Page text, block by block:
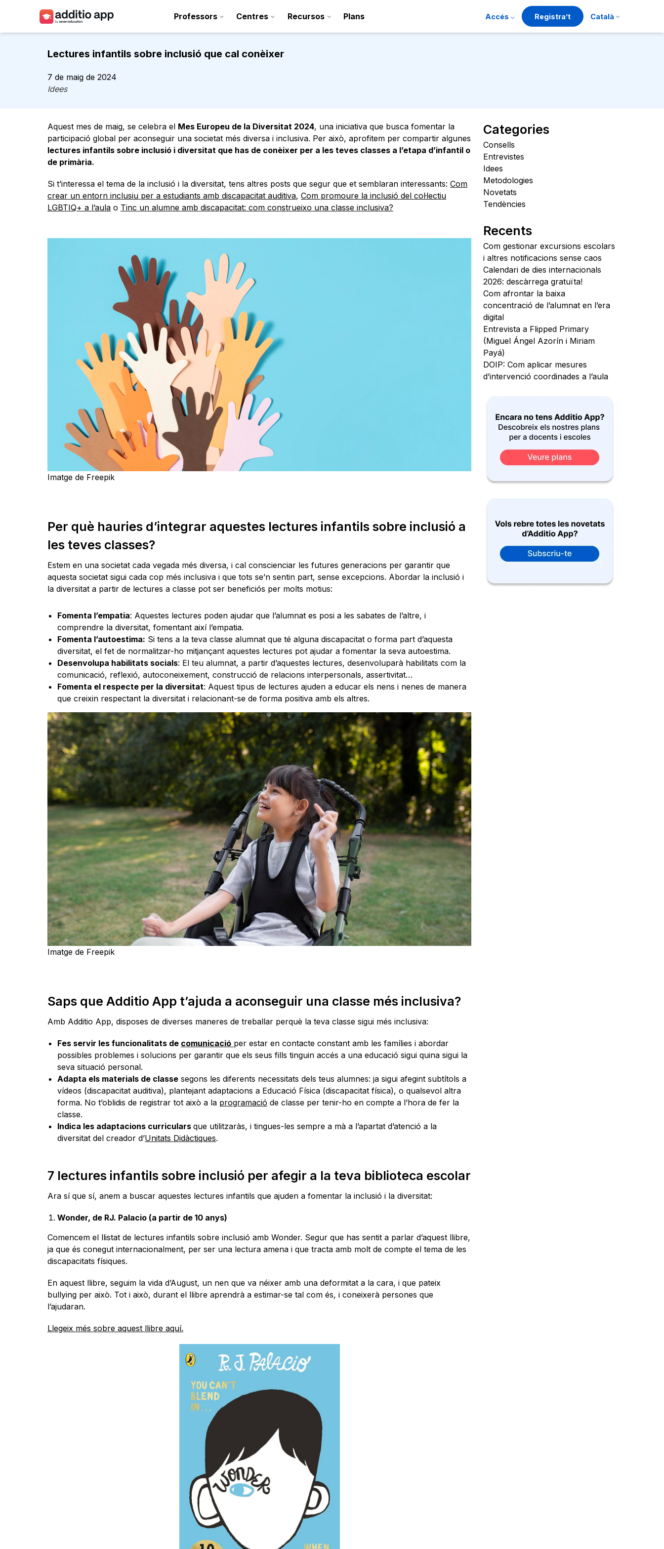
Professors Centres Recursos Plans Accés Registra’t Català
Recursos
Contacte
Lectures infantils sobre inclusió que cal conèixer
7 de maig de 2024
Idees
Aquest mes de maig, se celebra el Mes Europeu de la Diversitat 2024, una iniciativa que busca fomentar la
participació global per aconseguir una societat més diversa i inclusiva. Per això, aprofitem per compartir algunes
lectures infantils sobre inclusió i diversitat que has de conèixer per a les teves classes a l’etapa d’infantil o
de primària.
Si t’interessa el tema de la inclusió i la diversitat, tens altres posts que segur que et semblaran interessants: Com
crear un entorn inclusiu per a estudiants amb discapacitat auditiva, Com promoure la inclusió del col·lectiu
LGBTIQ+ a l’aula o Tinc un alumne amb discapacitat: com construeixo una classe inclusiva?
Imatge de Freepik
Per què hauries d’integrar aquestes lectures infantils sobre inclusió a
les teves classes?
Estem en una societat cada vegada més diversa, i cal conscienciar les futures generacions per garantir que
aquesta societat sigui cada cop més inclusiva i que tots se’n sentin part, sense excepcions. Abordar la inclusió i
la diversitat a partir de lectures a classe pot ser beneficiós per molts motius:
Fomenta l’empatia: Aquestes lectures poden ajudar que l’alumnat es posi a les sabates de l’altre, i
comprendre la diversitat, fomentant així l’empatia.
Fomenta l’autoestima: Si tens a la teva classe alumnat que té alguna discapacitat o forma part d’aquesta
diversitat, el fet de normalitzar-ho mitjançant aquestes lectures pot ajudar a fomentar la seva autoestima.
Desenvolupa habilitats socials: El teu alumnat, a partir d’aquestes lectures, desenvoluparà habilitats com la
comunicació, reflexió, autoconeixement, construcció de relacions interpersonals, assertivitat…
Fomenta el respecte per la diversitat: Aquest tipus de lectures ajuden a educar els nens i nenes de manera
que creixin respectant la diversitat i relacionant-se de forma positiva amb els altres.
Imatge de Freepik
Saps que Additio App t’ajuda a aconseguir una classe més inclusiva?
Amb Additio App, disposes de diverses maneres de treballar perquè la teva classe sigui més inclusiva:
Fes servir les funcionalitats de comunicació per estar en contacte constant amb les famílies i abordar
possibles problemes i solucions per garantir que els seus fills tinguin accés a una educació sigui quina sigui la
seva situació personal.
Adapta els materials de classe segons les diferents necessitats dels teus alumnes: ja sigui afegint subtítols a
vídeos (discapacitat auditiva), plantejant adaptacions a Educació Física (discapacitat física), o qualsevol altra
forma. No t’oblidis de registrar tot això a la programació de classe per tenir-ho en compte a l’hora de fer la
classe.
Indica les adaptacions curriculars que utilitzaràs, i tingues-les sempre a mà a l’apartat d’atenció a la
diversitat del creador d’Unitats Didàctiques.
7 lectures infantils sobre inclusió per afegir a la teva biblioteca escolar
Ara sí que sí, anem a buscar aquestes lectures infantils que ajuden a fomentar la inclusió i la diversitat:
Wonder, de RJ. Palacio (a partir de 10 anys)
Comencem el llistat de lectures infantils sobre inclusió amb Wonder. Segur que has sentit a parlar d’aquest llibre,
ja que és conegut internacionalment, per ser una lectura amena i que tracta amb molt de compte el tema de les
discapacitats físiques.
En aquest llibre, seguim la vida d’August, un nen que va néixer amb una deformitat a la cara, i que pateix
bullying per això. Tot i això, durant el llibre aprendrà a estimar-se tal com és, i coneixerà persones que
l’ajudaran.
Llegeix més sobre aquest llibre aquí.
Categories
Consells
Entrevistes
Idees
Metodologies
Novetats
Tendències
Recents
Com gestionar excursions escolars
i altres notificacions sense caos
Calendari de dies internacionals
2026: descàrrega gratuïta!
Com afrontar la baixa
concentració de l’alumnat en l’era
digital
Entrevista a Flipped Primary
(Miguel Ángel Azorín i Miriam
Payá)
DOIP: Com aplicar mesures
d’intervenció coordinades a l’aula